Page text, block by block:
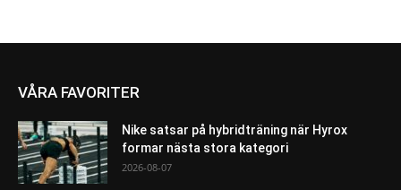
VÅRA FAVORITER
Nike satsar på hybridträning när Hyrox
formar nästa stora kategori
2026-08-07